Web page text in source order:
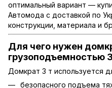
оптимальный вариант —
Автомода с доставкой по
конструкции, материала и
Для чего нужен
грузоподъемностью
Домкрат 3 т используется
безопасного подъема